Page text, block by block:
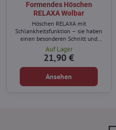
Formendes Höschen
RELAXA Wolbar
Höschen RELAXA mit
Schlankheitsfunktion – sie haben
einen besonderen Schnitt und
Material.
Auf Lager
21,90 €
Ansehen